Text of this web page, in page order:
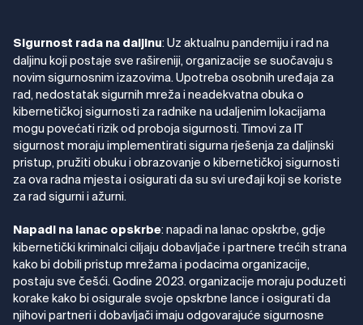
Sigurnost rada na daljinu: Uz aktualnu pandemiju i rad na
daljinu koji postaje sve rašireniji, organizacije se suočavaju s
novim sigurnosnim izazovima. Upotreba osobnih uređaja za
rad, nedostatak sigurnih mreža i neadekvatna obuka o
kibernetičkoj sigurnosti za radnike na udaljenim lokacijama
mogu povećati rizik od proboja sigurnosti. Timovi za IT
sigurnost moraju implementirati sigurna rješenja za daljinski
pristup, pružiti obuku i obrazovanje o kibernetičkoj sigurnosti
za ova radna mjesta i osigurati da su svi uređaji koji se koriste
za rad sigurni i ažurni.
Napadi na lanac opskrbe: napadi na lanac opskrbe, gdje
kibernetički kriminalci ciljaju dobavljače i partnere trećih strana
kako bi dobili pristup mrežama i podacima organizacije,
postaju sve češći. Godine 2023. organizacije moraju poduzeti
korake kako bi osigurale svoje opskrbne lance i osigurati da
njihovi partneri i dobavljači imaju odgovarajuće sigurnosne